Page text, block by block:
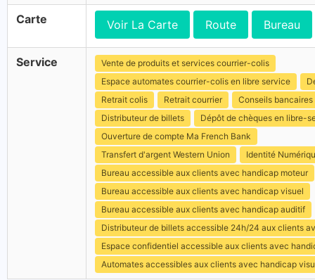
Carte Voir La Carte Route Bureau
Service
Vente de produits et services courrier-colis
Espace automates courrier-colis en libre service
Retrait colis
Retrait courrier
Conseils bancaires
Distributeur de billets
Dépôt de chèques en libre-
Ouverture de compte Ma French Bank
Transfert d'argent Western Union
Identité
Bureau accessible aux clients avec handicap moteur
Bureau accessible aux clients avec handicap visuel
Bureau accessible aux clients avec handicap auditif
Distributeur de billets accessible 24h/24 aux clients
Espace confidentiel accessible aux clients avec
Automates accessibles aux clients avec handicap